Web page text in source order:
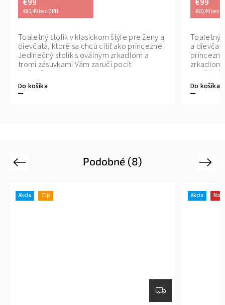
€99
€80,49 bez DPH
Do košíka
Toaletný stolík v barokovom štýle pre ženy
a dievčatá, ktoré sa chcú cítiť ako
princezné. Jedinečný stolík s oválnym
zrkadlom štyrmi zásuvkami Vám zaručí
pocit jedinečnosti a elegancie.
€72
€58,54 bez
Do košíka
Detský
premení
Podobné (8)
Previous
Akcia Novinka Akcia
Next